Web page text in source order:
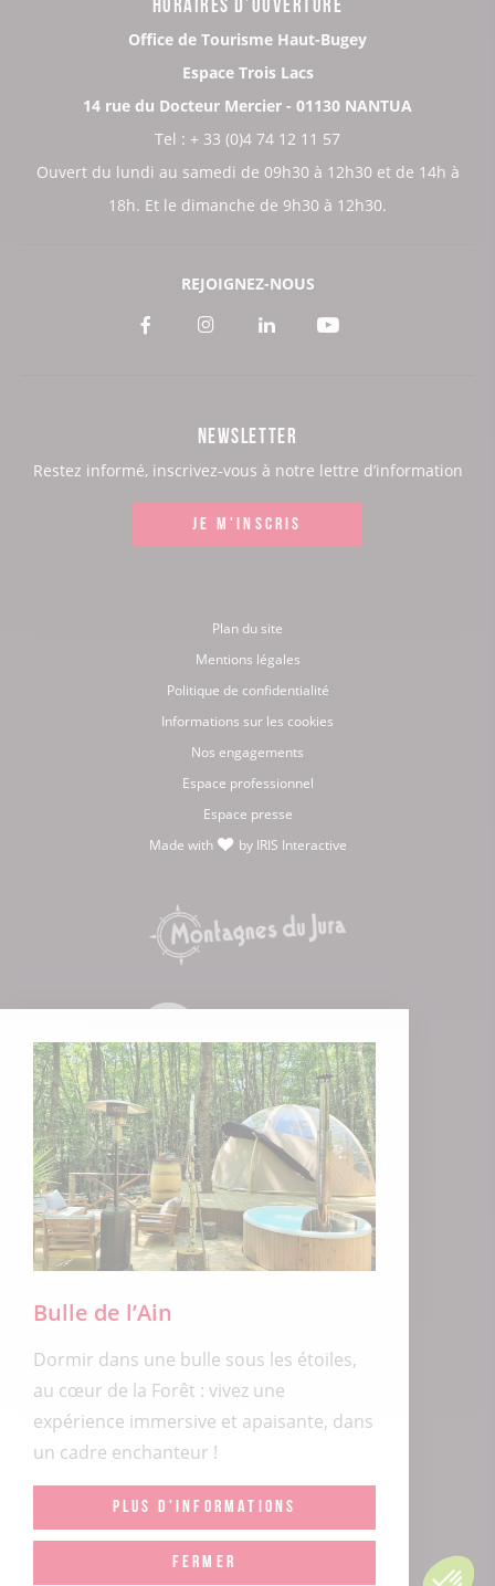
Bulle de l’Ain
Dormir dans une bulle sous les étoiles,
au cœur de la Forêt : vivez une
expérience immersive et apaisante, dans
un cadre enchanteur !
PLUS D'INFORMATIONS
FERMER
Office de Tourisme Haut-Bugey
Espace Trois Lacs
14 rue du Docteur Mercier - 01130 NANTUA
Tel : + 33 (0)4 74 12 11 57
Ouvert du lundi au samedi de 09h30 à 12h30 et de 14h à
18h. Et le dimanche de 9h30 à 12h30.
REJOIGNEZ-NOUS
Voir
Facebook
Voir
Instagram
Voir
LinkedIn
Voir
Youtube
NEWSLETTER
Restez informé, inscrivez-vous à notre lettre d’information
JE M'INSCRIS
Plan du site
Mentions légales
Politique de confidentialité
Informations sur les cookies
Nos engagements
Espace professionnel
Espace presse
Made with
by IRIS Interactive